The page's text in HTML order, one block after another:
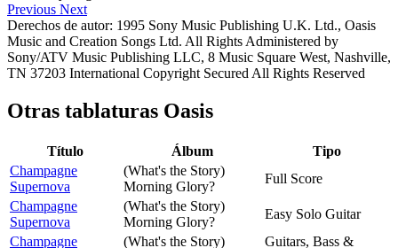
Previous Next
Derechos de autor: 1995 Sony Music Publishing U.K. Ltd., Oasis
Music and Creation Songs Ltd. All Rights Administered by
Sony/ATV Music Publishing LLC, 8 Music Square West, Nashville,
TN 37203 International Copyright Secured All Rights Reserved
Otras tablaturas Oasis
Título Álbum
Tipo
Champagne
Supernova
(What's the Story)
Morning Glory?
Full Score
Champagne
Supernova
(What's the Story)
Morning Glory?
Easy Solo Guitar
Champagne
(What's the Story)
Guitars, Bass &